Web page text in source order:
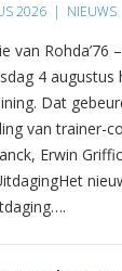
2026 | NIEUWS
van
4
Dat
van trainer-
Erwin